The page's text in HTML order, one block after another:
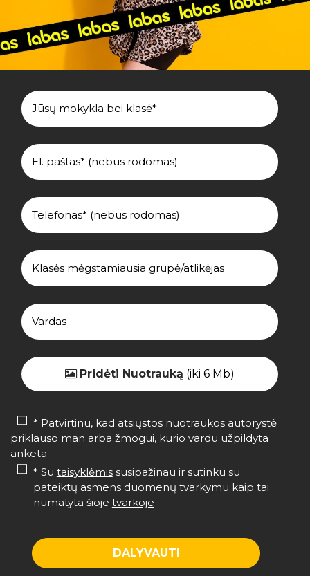
Pridėti Nuotrauką (iki 6 Mb)
* Patvirtinu, kad atsiųstos nuotraukos autorystė
priklauso man arba žmogui, kurio vardu užpildyta
anketa
* Su taisyklėmissusipažinau ir sutinku su
pateiktų asmens duomenų tvarkymu kaip tai
numatyta šioje tvarkoje